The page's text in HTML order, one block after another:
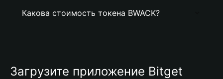
Какова стоимость токена BWACK?
Загрузите приложение Bitget